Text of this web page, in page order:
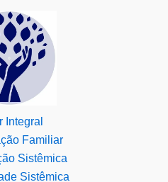
Integral
Familiar
Sistêmica
Sistêmica